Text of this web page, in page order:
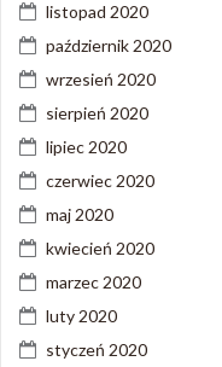
listopad 2020
październik 2020
wrzesień 2020
sierpień 2020
lipiec 2020
czerwiec 2020
maj 2020
kwiecień 2020
marzec 2020
luty 2020
styczeń 2020